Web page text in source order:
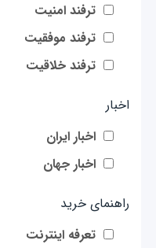
ترفند امنیت
ترفند موفقیت
ترفند خلاقیت
اخبار
اخبار ایران
اخبار جهان
راهنمای خرید
تعرفه اینترنت